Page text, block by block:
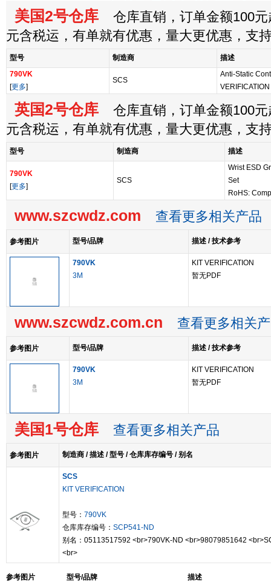
美国2号仓库 仓库直销，订单金额100元
元含税运，有单就有优惠，量大更优惠，支
型号 制造商
描述
790VK
[更多]
SCS
Anti-Static
VERIFICATION
英国2号仓库 仓库直销，订单金额100元
元含税运，有单就有优惠，量大更优惠，支
型号 制造商 描述
790VK
[更多]
SCS
Wrist ESD
Set
RoHS:
www.szcwdz.com 查看更多相关产品
参考图片 型号/品牌 描述 / 技术参考
790VK
3M
KIT VERIFICATION
暂无PDF
www.szcwdz.com.cn 查看更多相关
参考图片 型号/品牌 描述 / 技术参考
790VK
3M
KIT VERIFICATION
暂无PDF
美国1号仓库 查看更多相关产品
参考图片 制造商 / 描述 / 型号 / 仓库库存编号 / 别名
SCS
KIT VERIFICATION
型号： 790VK
仓库库存编号： SCP541-ND
别名：05113517592 <br>790VK-ND <br>98079851642
<br>
参考图片 型号/品牌 描述